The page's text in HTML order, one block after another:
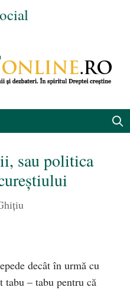
sau politica
decât în urmă cu
tabu – tabu pentru că